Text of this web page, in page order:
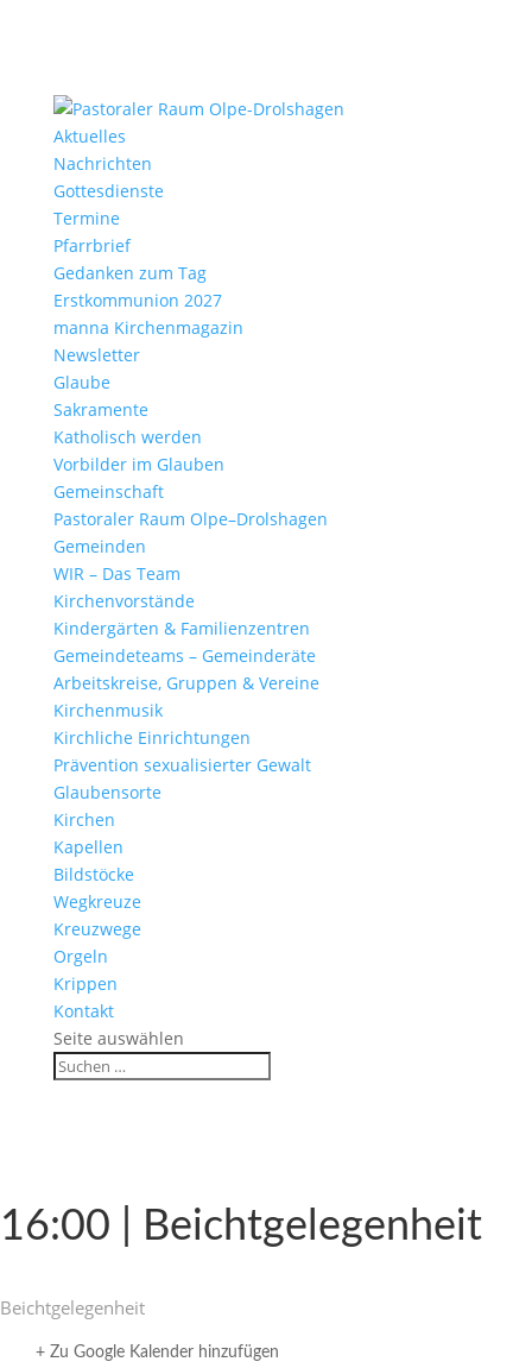
Aktu­elles
Nach­richten
Gottes­dienste
Termine
Pfarr­brief
Gedanken zum Tag
Erst­kom­mu­nion 2027
manna Kirchen­ma­gazin
News­letter
Glaube
Sakra­mente
Katho­lisch werden
Vorbilder im Glauben
Gemein­schaft
Pasto­raler Raum Olpe–Drolshagen
Gemeinden
WIR – Das Team
Kirchen­vor­stände
Kinder­gärten & Familienzentren
Gemein­de­teams – Gemeinderäte
Arbeits­kreise, Gruppen & Vereine
Kirchen­musik
Kirch­liche Einrichtungen
Präven­tion sexua­li­sierter Gewalt
Glau­ben­s­orte
Kirchen
Kapellen
Bild­stöcke
Wegkreuze
Kreuz­wege
Orgeln
Krippen
Kontakt
Seite auswählen
16:00 | Beichtgelegenheit
Beicht­ge­le­gen­heit
+ Zu Google Kalender hinzufügen